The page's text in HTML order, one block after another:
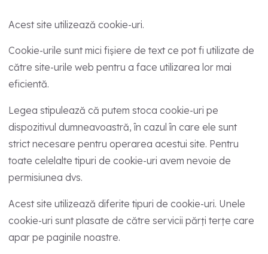
Acest site utilizează cookie-uri.
Cookie-urile sunt mici fișiere de text ce pot fi utilizate de
către site-urile web pentru a face utilizarea lor mai
eficientă.
Legea stipulează că putem stoca cookie-uri pe
dispozitivul dumneavoastră, în cazul în care ele sunt
strict necesare pentru operarea acestui site. Pentru
toate celelalte tipuri de cookie-uri avem nevoie de
permisiunea dvs.
Acest site utilizează diferite tipuri de cookie-uri. Unele
cookie-uri sunt plasate de către servicii părți terțe care
apar pe paginile noastre.